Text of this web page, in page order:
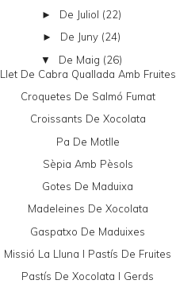
► De Juliol (22)
► De Juny (24)
▼ De Maig (26)
Llet De Cabra Quallada Amb Fruites
Croquetes De Salmó Fumat
Croissants De Xocolata
Pa De Motlle
Sèpia Amb Pèsols
Gotes De Maduixa
Madeleines De Xocolata
Gaspatxo De Maduixes
Missió La Lluna I Pastís De Fruites
Pastís De Xocolata I Gerds